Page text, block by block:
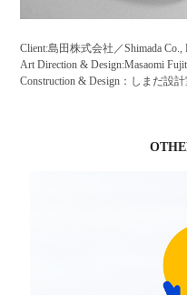
Client:島田株式会社／Shimada Co.,
Art Direction & Design:Masaomi
Construction & Design：しまだ設計